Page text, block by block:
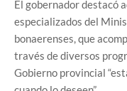
El gobernador destacó
especializados del
bonaerenses, que
través de diversos
Gobierno provincial